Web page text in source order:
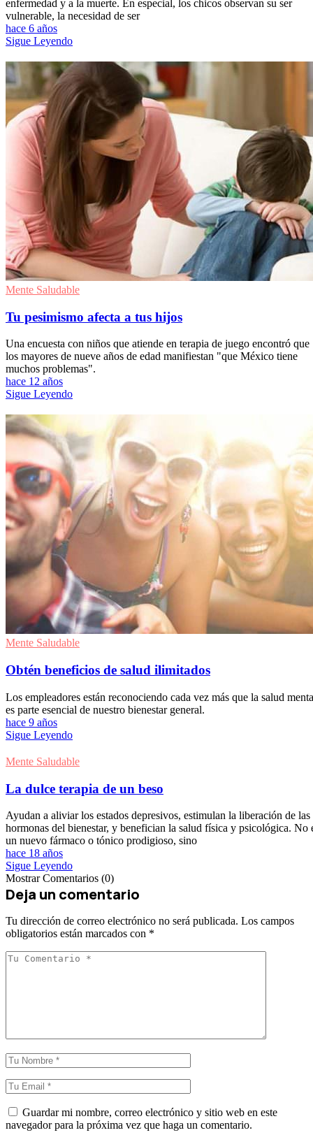
enfermedad y a la muerte. En especial, los chicos observan su ser
vulnerable, la necesidad de ser
hace 6 años
Sigue Leyendo
Mente Saludable
Tu pesimismo afecta a tus hijos
Una encuesta con niños que atiende en terapia de juego encontró que
los mayores de nueve años de edad manifiestan "que México tiene
muchos problemas".
hace 12 años
Sigue Leyendo
Mente Saludable
Obtén beneficios de salud ilimitados
Los empleadores están reconociendo cada vez más que la salud
es parte esencial de nuestro bienestar general.
hace 9 años
Sigue Leyendo
Mente Saludable
La dulce terapia de un beso
Ayudan a aliviar los estados depresivos, estimulan la liberación de las
hormonas del bienestar, y benefician la salud física y psicológica. No
un nuevo fármaco o tónico prodigioso, sino
hace 18 años
Sigue Leyendo
Mostrar Comentarios (0)
Deja un comentario
Tu dirección de correo electrónico no será publicada. Los campos
obligatorios están marcados con *
Guardar mi nombre, correo electrónico y sitio web en este
navegador para la próxima vez que haga un comentario.